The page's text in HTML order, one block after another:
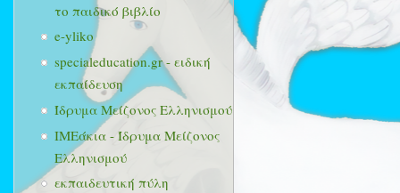
το παιδικό βιβλίο
e-yliko
specialeducation.gr - ειδική
εκπαίδευση
Ίδρυμα Μείζονος Ελληνισμού
ΙΜΕάκια - Ίδρυμα Μείζονος
Ελληνισμού
εκπαιδευτική πύλη